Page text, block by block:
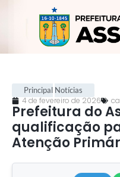
Principal Notícias
4 de fevereiro de 2026
Prefeitura do
qualificação
Atenção